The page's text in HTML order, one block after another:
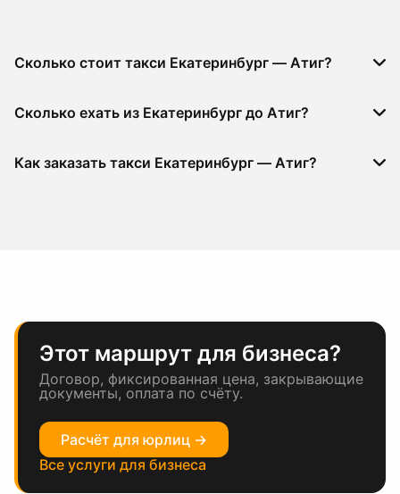
Сколько стоит такси Екатеринбург — Атиг?
Сколько ехать из Екатеринбург до Атиг?
Как заказать такси Екатеринбург — Атиг?
Этот маршрут для бизнеса?
Договор, фиксированная цена, закрывающие
документы, оплата по счёту.
Расчёт для юрлиц →
Все услуги для бизнеса